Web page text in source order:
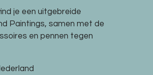
je een uitgebreide
Paintings, samen met de
en pennen tegen